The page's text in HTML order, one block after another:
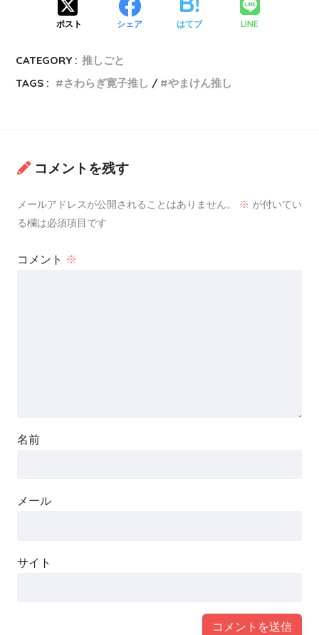
Facebookグループ
YouTube
ポスト シェア はてブ LINE
CATEGORY : 推しごと
TAGS :
さわらぎ寛子推し やまけん推し
コメントを残す
メールアドレスが公開されることはありません。 ※ が付いてい
る欄は必須項目です
コメント ※
名前
メール
サイト